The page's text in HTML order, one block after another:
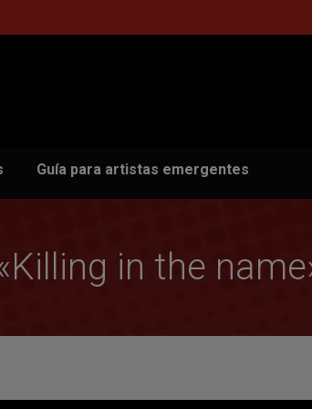
Guía para artistas emergentes
in the